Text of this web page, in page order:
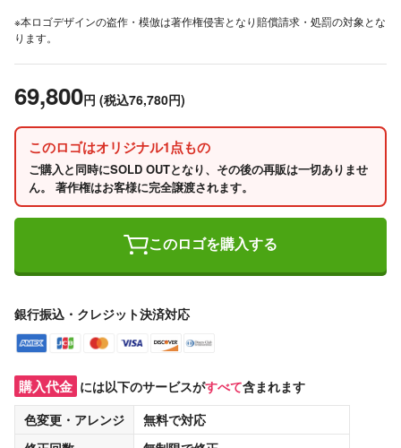
※本ロゴデザインの盗作・模倣は著作権侵害となり賠償請求・処罰の対象とな
ります。
69,800円 (税込76,780円)
このロゴはオリジナル1点もの
ご購入と同時にSOLD OUTとなり、その後の再販は一切ありませ
ん。 著作権はお客様に完全譲渡されます。
このロゴを購入する
銀行振込・クレジット決済対応
購入代金 には以下のサービスがすべて含まれます
色変更・アレンジ
無料で対応